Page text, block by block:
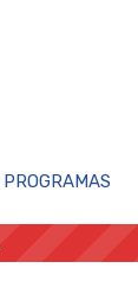
PROGRAMAS